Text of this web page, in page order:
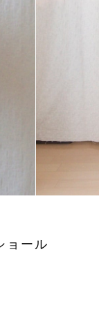
ョール